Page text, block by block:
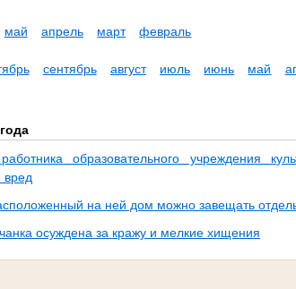
май апрель март
февраль
сентябрь август июль июнь май
образовательного учреждения
вред
на ней дом можно завещать
осуждена за кражу и мелкие хищения